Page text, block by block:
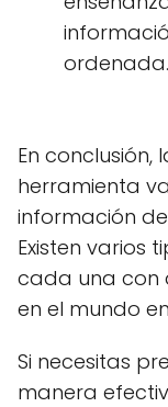
ordenada.
En
herramienta
información
Existen varios
cada una con
en el mundo
Si necesitas
manera